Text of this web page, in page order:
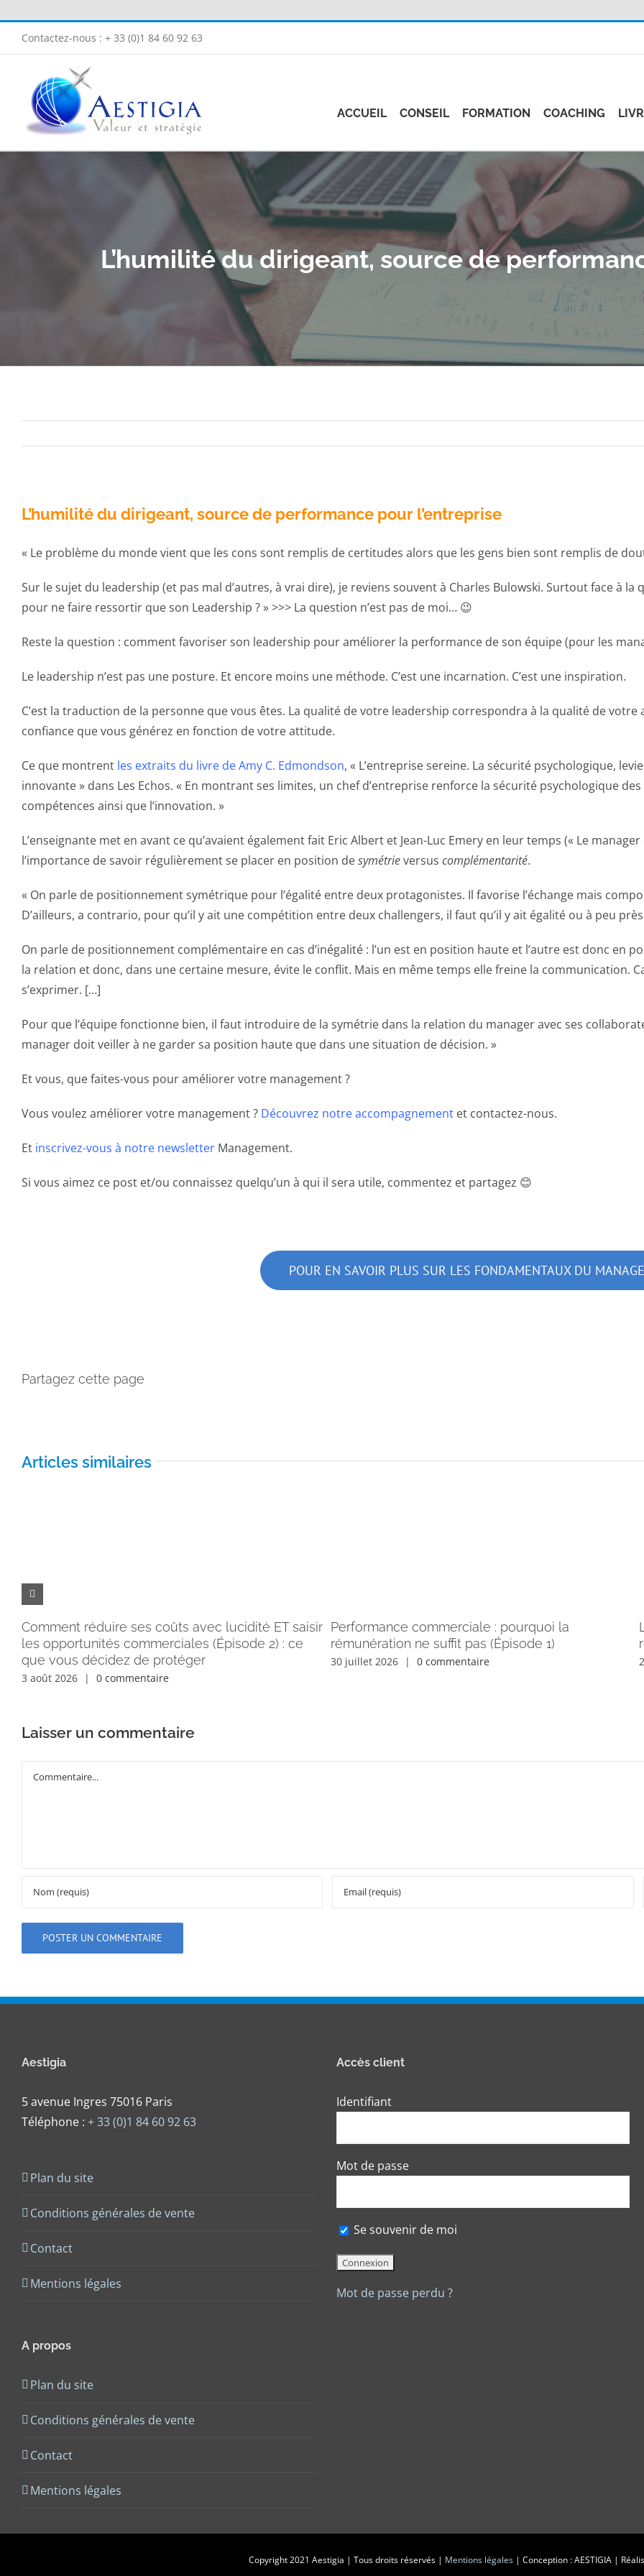
Contactez-nous : + 33 (0)1 84 60 92 63
ACCUEIL CONSEIL FORMATION COACHING
L’humilité du dirigeant, source de
L’humilité du dirigeant, source de performance pour l’entreprise
« Le problème du monde vient que les cons sont remplis de certitudes alors que les gens bien sont remplis de
Sur le sujet du leadership (et pas mal d’autres, à vrai dire), je reviens souvent à Charles Bulowski. Surtout face à
pour ne faire ressortir que son Leadership ? » >>> La question n’est pas de moi… 😉
Reste la question : comment favoriser son leadership pour améliorer la performance de son équipe (pour les
Le leadership n’est pas une posture. Et encore moins une méthode. C’est une incarnation. C’est une inspiration.
C’est la traduction de la personne que vous êtes. La qualité de votre leadership correspondra à la qualité de
confiance que vous générez en fonction de votre attitude.
Ce que montrent les extraits du livre de Amy C. Edmondson, « L’entreprise sereine. La sécurité psychologique,
innovante » dans Les Echos. « En montrant ses limites, un chef d’entreprise renforce la sécurité psychologique
compétences ainsi que l’innovation. »
L’enseignante met en avant ce qu’avaient également fait Eric Albert et Jean-Luc Emery en leur temps (« Le
l’importance de savoir régulièrement se placer en position desymétrieversus complémentarité.
« On parle de positionnement symétrique pour l’égalité entre deux protagonistes. Il favorise l’échange mais
D’ailleurs, a contrario, pour qu’il y ait une compétition entre deux challengers, il faut qu’il y ait égalité ou à peu
On parle de positionnement complémentaire en cas d’inégalité : l’un est en position haute et l’autre est donc en
la relation et donc, dans une certaine mesure, évite le conflit. Mais en même temps elle freine la communication.
s’exprimer. […]
Pour que l’équipe fonctionne bien, il faut introduire de la symétrie dans la relation du manager avec ses
manager doit veiller à ne garder sa position haute que dans une situation de décision. »
Et vous, que faites-vous pour améliorer votre management ?
Vous voulez améliorer votre management ? Découvrez notre accompagnement et contactez-nous.
Et inscrivez-vous à notre newsletter Management.
Si vous aimez ce post et/ou connaissez quelqu’un à qui il sera utile, commentez et partagez 😊
POUR EN SAVOIR PLUS SUR LES FONDAMENTAUX DU
Partagez cette page
Articles similaires
Comment réduire ses coûts avec lucidité ET saisir
les opportunités commerciales (Épisode 2) : ce
que vous décidez de protéger
3 août 2026 | 0 commentaire
Performance commerciale : pourquoi la
rémunération ne suffit pas (Épisode 1)
30 juillet 2026 | 0 commentaire
Laisser un commentaire
Commentaire
Aestigia
5 avenue Ingres 75016 Paris
Téléphone : + 33 (0)1 84 60 92 63
Plan du site
Conditions générales de vente
Contact
Mentions légales
A propos
Plan du site
Conditions générales de vente
Contact
Mentions légales
Accès client
Identifiant
Mot de passe
Se souvenir de moi
Mot de passe perdu ?
Copyright 2021 Aestigia | Tous droits réservés | Mentions légales| Conception : AESTIGIA |